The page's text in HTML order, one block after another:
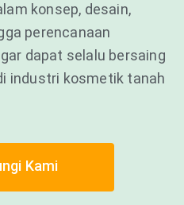
konsep, desain,
perencanaan
dapat selalu bersaing
industri kosmetik tanah
Kami